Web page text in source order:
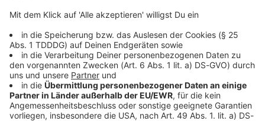
Manche Rockstars erleben Eskapaden- die Geschichte von
Mötley Crue scheint wie eine einzige Eskapade. Drogen, Sex,
verwüstete Hotelzimmer, Schlägereien und
Gefängnisaufenthalte…Mötley Crüe haben so ziemlich jedes
Rockstar-Klischee mitgenommen. Die rasante
Achterbahnfahrt - nach oben wie nachunten - gibt es in „The
Dirt" nachzulesen und wurde inzwischen sogar verfilmt.